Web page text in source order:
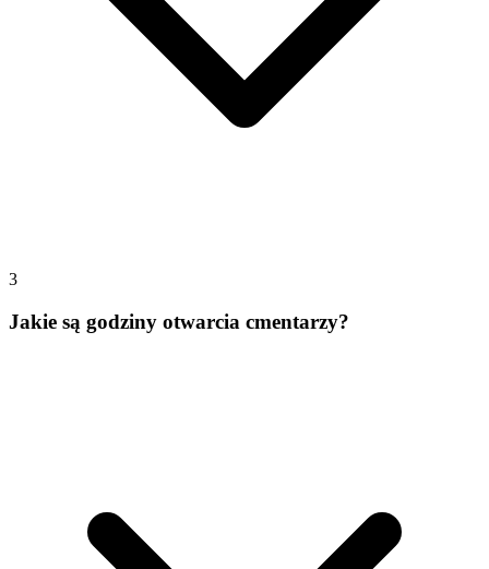
3
Jakie są godziny otwarcia cmentarzy?